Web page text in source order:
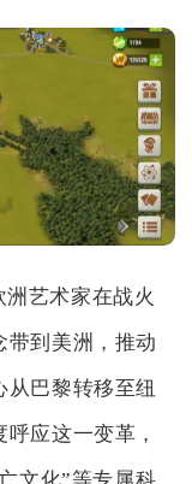
艺术家在战火
带到美洲，推动
巴黎转移至纽
应这一变革，
文化”等专属科